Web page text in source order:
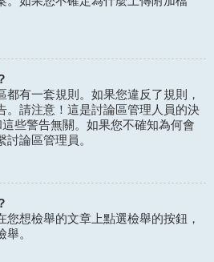
有一套規則。如果您違反了規則，
。請注意！這是討論區管理人員的決
些警告無關。如果您不確知為何會
論區管理員。
想檢舉的文章上點選檢舉的按鈕，
。